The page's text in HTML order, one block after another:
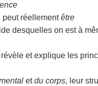
peut réellementêtre
desquelles on est à
et explique les
etdu corps, leur